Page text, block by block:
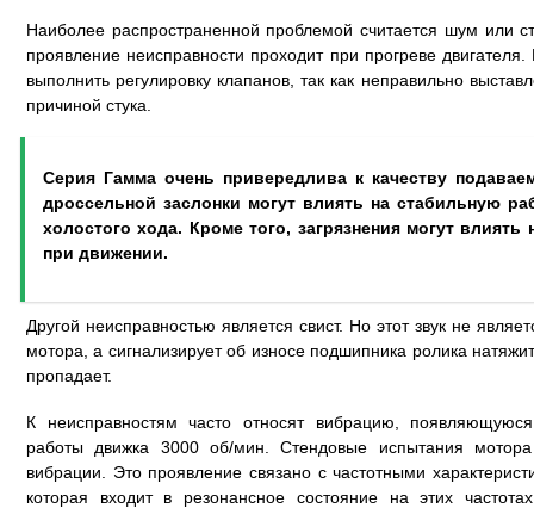
Наиболее распространенной проблемой считается шум или
проявление неисправности проходит при прогреве двигателя.
выполнить регулировку клапанов, так как неправильно
причиной стука.
Серия Гамма очень привередлива к качеству
дроссельной заслонки могут влиять на стабильную
холостого хода. Кроме того, загрязнения могут
при движении.
Другой неисправностью является свист. Но этот звук не
мотора, а сигнализирует об износе подшипника ролика
пропадает.
К неисправностям часто относят вибрацию,
работы движка 3000 об/мин. Стендовые испытания мотора
вибрации. Это проявление связано с частотными
которая входит в резонансное состояние на этих